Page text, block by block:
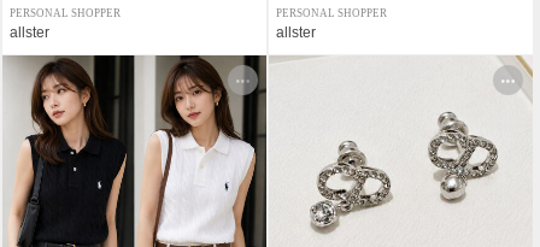
PERSONAL SHOPPER
allster
PERSONAL SHOPPER
allster